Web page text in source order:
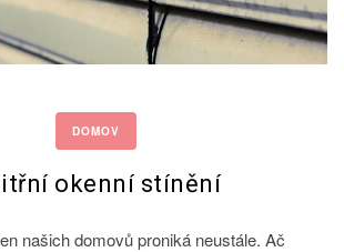
DOMOV
okenní stínění
našich domovů proniká neustále. Ač